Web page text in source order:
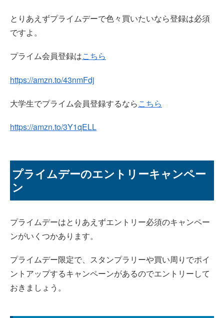
とりあえずプライムデーで色々買いたいなら登録は必須
ですよ。
プライム会員登録はこちら
https://amzn.to/43nmFdj
大学生でプライム会員登録するならこちら
https://amzn.to/3Y1qELL
プライムデーのエントリーキャンペー
ン
プライムデーはとりあえずエントリー必須のキャンペー
ンがいくつかあります。
プライムデー限定で、スタンプラリーや買い周りでポイ
ントアップするキャンペーンがあるのでエントリーして
おきましょう。